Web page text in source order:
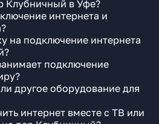
Клубничный в Уфе?
интернета и
на подключение интернета
подключение
другое оборудование для
интернет вместе с ТВ или